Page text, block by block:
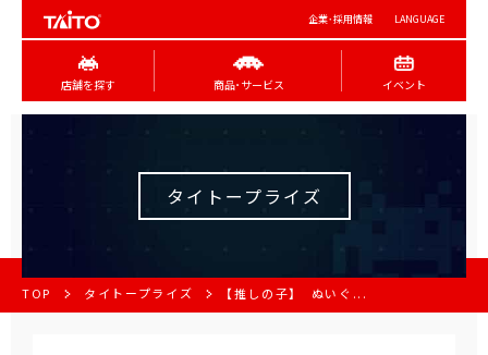
企業･採用情報 LANGUAGE
店舗を探す 商品･サービス イベント
タイトープライズ
TOP タイトープライズ 【推しの子】 ぬいぐ...